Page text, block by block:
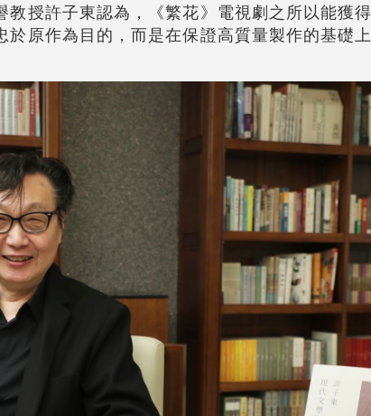
授許子東認為，《繁花》電視劇之所以能獲
原作為目的，而是在保證高質量製作的基礎